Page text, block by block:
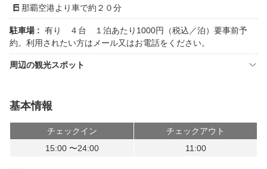
那覇空港より車で約２０分
駐車場 : 有り ４台 １泊あたり1000円（税込／泊）要事前予
約。利用されたい方はメール又はお電話をください。
周辺の観光スポット
基本情報
チェックイン
チェックアウト
15:00 〜24:00
11:00